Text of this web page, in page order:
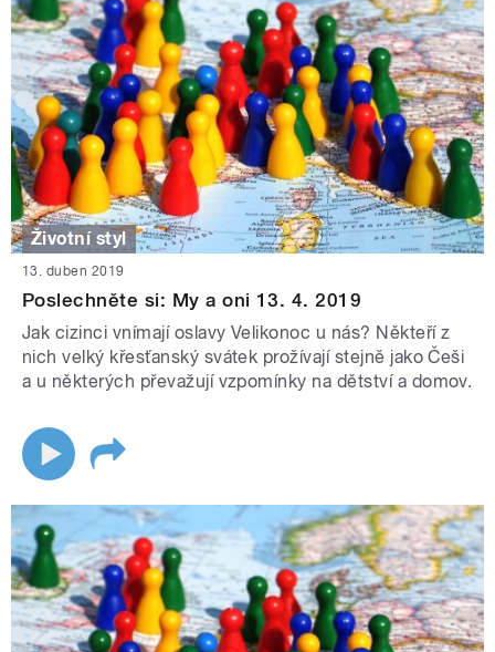
Životní styl
13. duben 2019
Poslechněte si: My a oni 13. 4. 2019
Jak cizinci vnímají oslavy Velikonoc u nás? Někteří z
nich velký křesťanský svátek prožívají stejně jako Češi
a u některých převažují vzpomínky na dětství a domov.